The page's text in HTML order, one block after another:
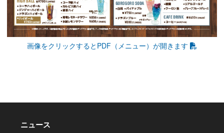
画像をクリックするとPDF（メニュー）が開きます
ニュース